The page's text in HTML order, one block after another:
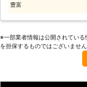
豊富
※⼀部業者情報は公開されてい
を担保するものではございません